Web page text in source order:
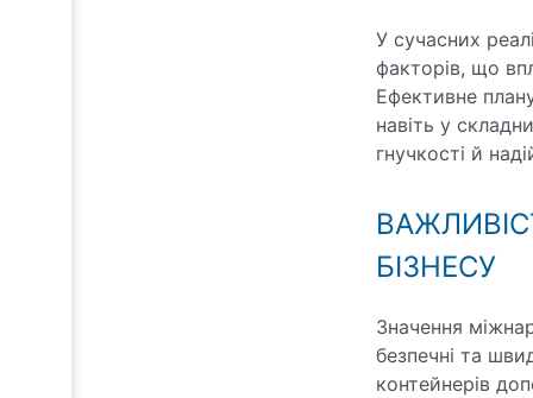
У сучасних
факторів, що
Ефективне
навіть у
гнучкості й
БІЗНЕСУ
Значення
безпечні та
контейнерів